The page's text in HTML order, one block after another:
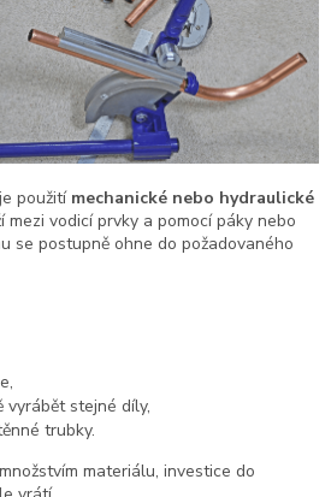
použití mechanické nebo hydraulické
mezi vodicí prvky a pomocí páky nebo
se postupně ohne do požadovaného
vyrábět stejné díly,
trubky.
materiálu, investice do